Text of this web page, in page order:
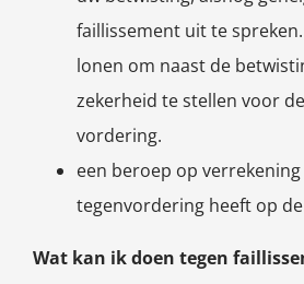
faillissement uit te
lonen om naast de
zekerheid te stellen voor
vordering.
een beroep op
tegenvordering heeft op
Wat kan ik doen tegen